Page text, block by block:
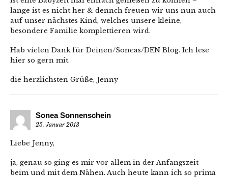
lange ist es nicht her & dennch freuen wir uns nun auch
auf unser nächstes Kind, welches unsere kleine,
besondere Familie komplettieren wird.
Hab vielen Dank für Deinen/Soneas/DEN Blog. Ich lese
hier so gern mit.
die herzlichsten Grüße, Jenny
Sonea Sonnenschein
25. Januar 2013
Liebe Jenny,
ja, genau so ging es mir vor allem in der Anfangszeit
beim und mit dem Nähen. Auch heute kann ich so prima